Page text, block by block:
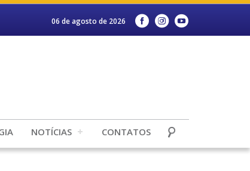
06 de agosto de 2026
NOTÍCIAS CONTATOS